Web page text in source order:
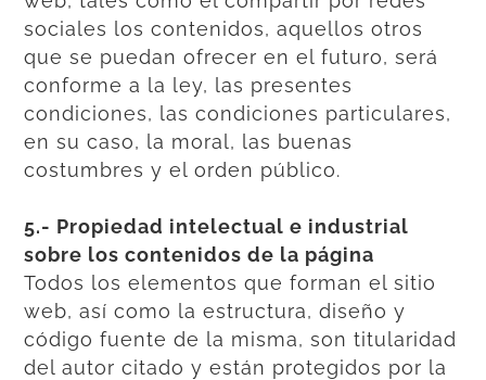
sociales los contenidos, aquellos otros
que se puedan ofrecer en el futuro, será
conforme a la ley, las presentes
condiciones, las condiciones particulares,
en su caso, la moral, las buenas
costumbres y el orden público.
5.- Propiedad intelectual e industrial
sobre los contenidos de la página
Todos los elementos que forman el sitio
web, así como la estructura, diseño y
código fuente de la misma, son titularidad
del autor citado y están protegidos por la